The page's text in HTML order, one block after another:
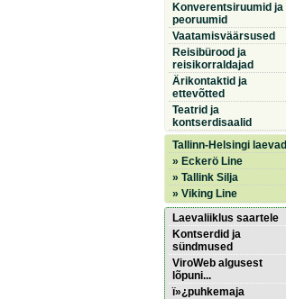
Konverentsiruumid ja
peoruumid
Vaatamisväärsused
Reisibürood ja
reisikorraldajad
Ärikontaktid ja
ettevõtted
Teatrid ja
kontserdisaalid
Tallinn-Helsingi laevad
» Eckerö Line
» Tallink Silja
» Viking Line
Laevaliiklus saartele
Kontserdid ja
sündmused
ViroWeb algusest
lõpuni...
ï»¿puhkemaja